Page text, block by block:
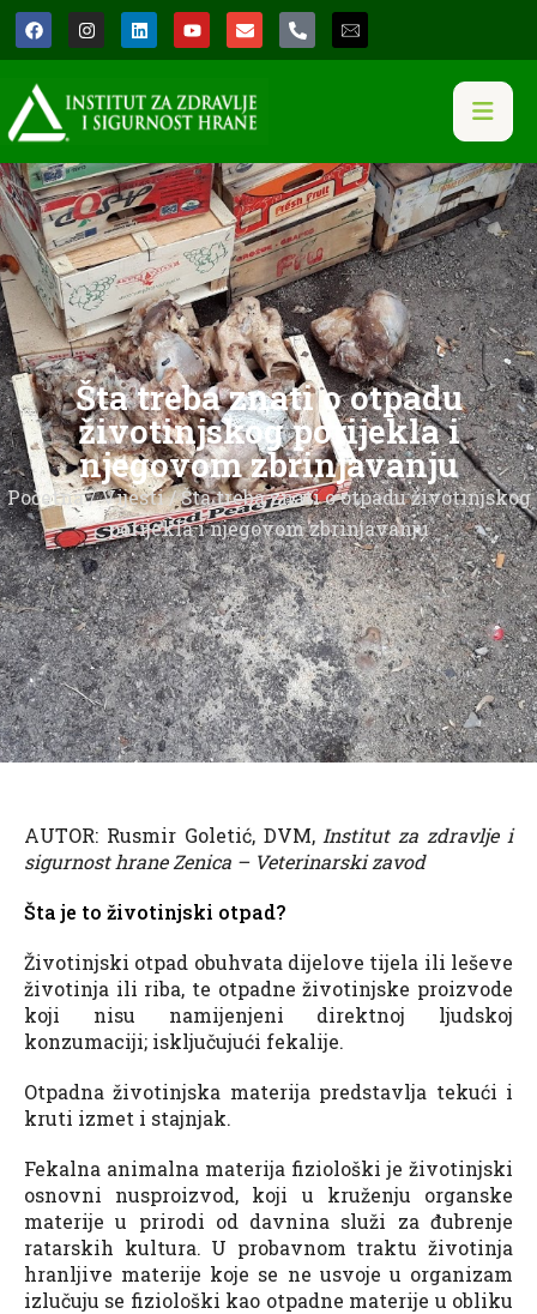
Šta treba znati o otpadu
životinjskog porijekla i
njegovom zbrinjavanju
Početna/Vijesti/ Šta treba znati o otpadu životinjskog
porijekla i njegovom zbrinjavanju
AUTOR: Rusmir Goletić, DVM, Institut za zdravlje i
sigurnost hrane Zenica – Veterinarski zavod
Šta je to životinjski otpad?
Životinjski otpad obuhvata dijelove tijela ili leševe
životinja ili riba, te otpadne životinjske proizvode
koji nisu namijenjeni direktnoj ljudskoj
konzumaciji; isključujući fekalije.
Otpadna životinjska materija predstavlja tekući i
kruti izmet i stajnjak.
Fekalna animalna materija fiziološki je životinjski
osnovni nusproizvod, koji u kruženju organske
materije u prirodi od davnina služi za đubrenje
ratarskih kultura. U probavnom traktu životinja
hranljive materije koje se ne usvoje u organizam
izlučuju se fiziološki kao otpadne materije u obliku